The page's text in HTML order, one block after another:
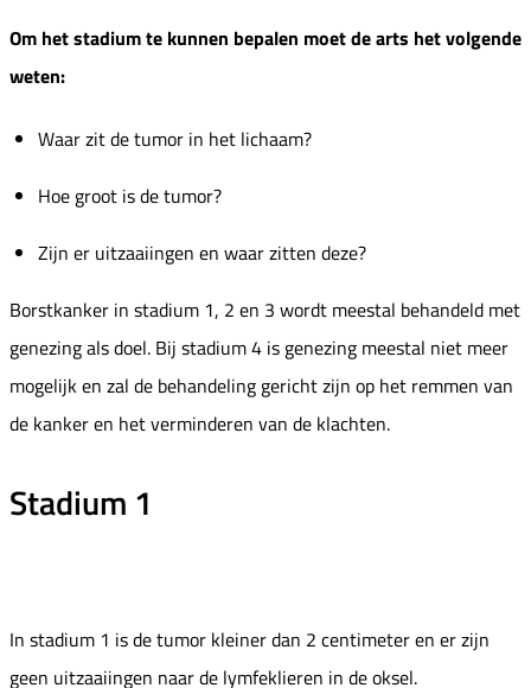
Om het stadium te kunnen bepalen moet de arts het volgende
weten:
Waar zit de tumor in het lichaam?
Hoe groot is de tumor?
Zijn er uitzaaiingen en waar zitten deze?
Borstkanker in stadium 1, 2 en 3 wordt meestal behandeld met
genezing als doel. Bij stadium 4 is genezing meestal niet meer
mogelijk en zal de behandeling gericht zijn op het remmen van
de kanker en het verminderen van de klachten.
Stadium 1
In stadium 1 is de tumor kleiner dan 2 centimeter en er zijn
geen uitzaaiingen naar de lymfeklieren in de oksel.